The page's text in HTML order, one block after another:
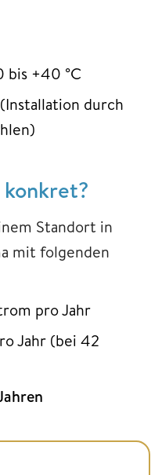
+40 °C
durch
Standort in
mit folgenden
pro Jahr
Jahr (bei 42